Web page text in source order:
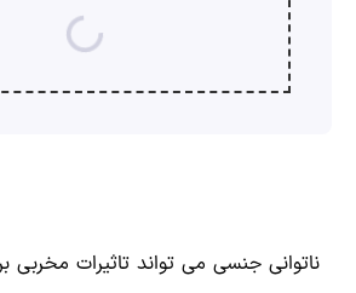
ناتوانی جنسی می تواند تاثیرات مخربی